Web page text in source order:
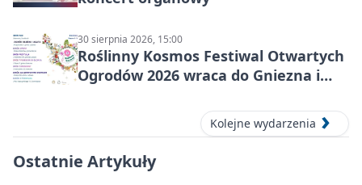
30 sierpnia 2026, 15:00
Roślinny Kosmos Festiwal Otwartych
Ogrodów 2026 wraca do Gniezna i
Kolejne wydarzenia
Ostatnie Artykuły